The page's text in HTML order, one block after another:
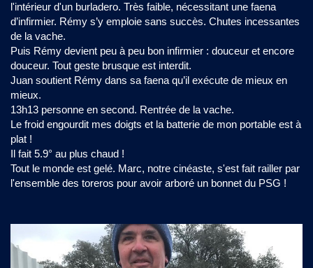
l'intérieur d'un burladero. Très faible, nécessitant une faena
d’infirmier. Rémy s’y emploie sans succès. Chutes incessantes
de la vache.
Puis Rémy devient peu à peu bon infirmier : douceur et encore
douceur. Tout geste brusque est interdit.
Juan soutient Rémy dans sa faena qu’il exécute de mieux en
mieux.
13h13 personne en second. Rentrée de la vache.
Le froid engourdit mes doigts et la batterie de mon portable est à
plat !
Il fait 5.9° au plus chaud !
Tout le monde est gelé. Marc, notre cinéaste, s'est fait railler par
l'ensemble des toreros pour avoir arboré un bonnet du PSG !